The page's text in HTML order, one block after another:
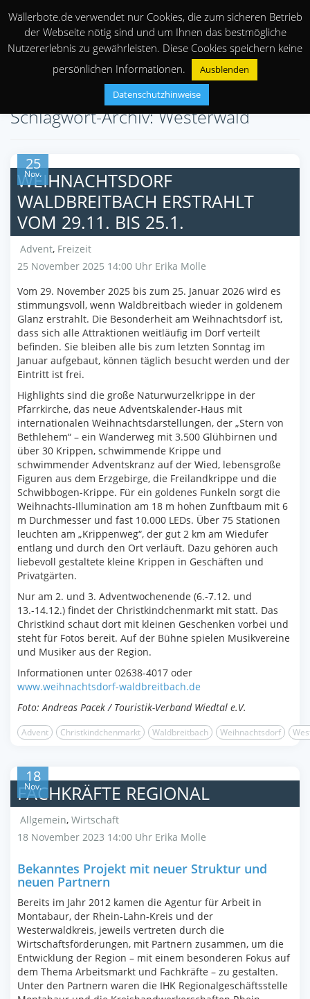
Schlagwort-Archiv: Westerwald
25
Nov.
WEIHNACHTSDORF
WALDBREITBACH ERSTRAHLT
VOM 29.11. BIS 25.1.
Advent, Freizeit
25 November 2025 14:00 Uhr Erika Molle
Vom 29. November 2025 bis zum 25. Januar 2026 wird es
stimmungsvoll, wenn Waldbreitbach wieder in goldenem
Glanz erstrahlt. Die Besonderheit am Weihnachtsdorf ist,
dass sich alle Attraktionen weitläufig im Dorf verteilt
befinden. Sie bleiben alle bis zum letzten Sonntag im
Januar aufgebaut, können täglich besucht werden und der
Eintritt ist frei.
Highlights sind die große Naturwurzelkrippe in der
Pfarrkirche, das neue Adventskalender-Haus mit
internationalen Weihnachtsdarstellungen, der „Stern von
Bethlehem“ – ein Wanderweg mit 3.500 Glühbirnen und
über 30 Krippen, schwimmende Krippe und
schwimmender Adventskranz auf der Wied, lebensgroße
Figuren aus dem Erzgebirge, die Freilandkrippe und die
Schwibbogen-Krippe. Für ein goldenes Funkeln sorgt die
Weihnachts-Illumination am 18 m hohen Zunftbaum mit 6
m Durchmesser und fast 10.000 LEDs. Über 75 Stationen
leuchten am „Krippenweg“, der gut 2 km am Wiedufer
entlang und durch den Ort verläuft. Dazu gehören auch
liebevoll gestaltete kleine Krippen in Geschäften und
Privatgärten.
Nur am 2. und 3. Adventwochenende (6.-7.12. und
13.-14.12.) findet der Christkindchenmarkt mit statt. Das
Christkind schaut dort mit kleinen Geschenken vorbei und
steht für Fotos bereit. Auf der Bühne spielen Musikvereine
und Musiker aus der Region.
Informationen unter 02638-4017 oder
www.weihnachtsdorf-waldbreitbach.de
Foto: Andreas Pacek / Touristik-Verband Wiedtal e.V.
Advent Christkindchenmarkt Waldbreitbach Weihnachtsdorf
18
Nov.
FACHKRÄFTE REGIONAL
Allgemein, Wirtschaft
18 November 2023 14:00 Uhr Erika Molle
Bekanntes Projekt mit neuer Struktur und
neuen Partnern
Bereits im Jahr 2012 kamen die Agentur für Arbeit in
Montabaur, der Rhein-Lahn-Kreis und der
Westerwaldkreis, jeweils vertreten durch die
Wirtschaftsförderungen, mit Partnern zusammen, um die
Entwicklung der Region – mit einem besonderen Fokus auf
dem Thema Arbeitsmarkt und Fachkräfte – zu gestalten.
Unter den Partnern waren die IHK Regionalgeschäftsstelle
Wällerbote.de verwendet nur Cookies, die zum sicheren Betrieb
der Webseite nötig sind und um Ihnen das bestmögliche
Nutzererlebnis zu gewährleisten. Diese Cookies speichern keine
persönlichen Informationen.
Ausblenden
Datenschutzhinweise